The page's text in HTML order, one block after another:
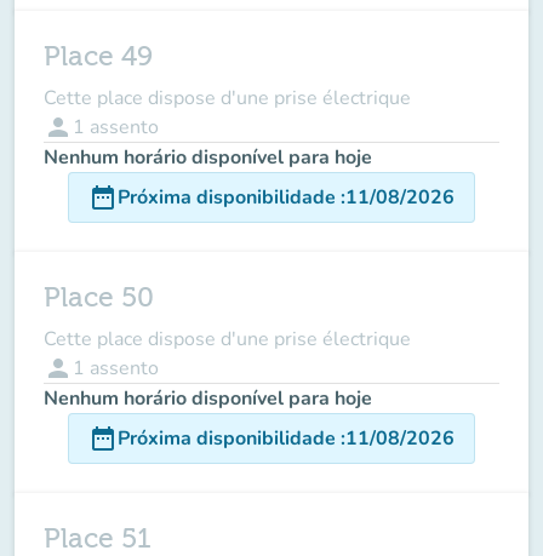
Place 49
Cette place dispose d'une prise électrique
person 1 assento
Nenhum horário disponível para hoje
date_rangePróxima disponibilidade :11/08/2026
Place 50
Cette place dispose d'une prise électrique
person 1 assento
Nenhum horário disponível para hoje
date_rangePróxima disponibilidade :11/08/2026
Place 51